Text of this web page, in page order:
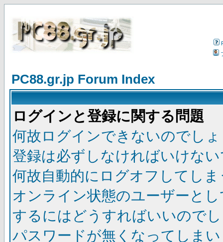
PC88.gr.jp Forum Index
ログインと登録に関する問題
何故ログインできないのでし
登録は必ずしなければいけな
何故自動的にログオフしてし
オンライン状態のユーザーと
するにはどうすればいいので
パスワードが無くなってしま